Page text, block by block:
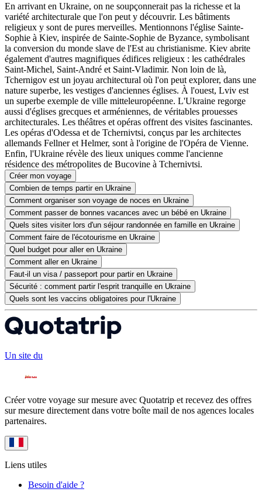
En arrivant en Ukraine, on ne soupçonnerait pas la richesse et la
variété architecturale que l'on peut y découvrir. Les bâtiments
religieux y sont de pures merveilles. Mentionnons l'église Sainte-
Sophie à Kiev, inspirée de Sainte-Sophie de Byzance, symbolisant
la conversion du monde slave de l'Est au christianisme. Kiev abrite
également d'autres magnifiques édifices religieux : les cathédrales
Saint-Michel, Saint-André et Saint-Vladimir. Non loin de là,
Tchernigov est un joyau architectural où l'on peut explorer, dans une
nature superbe, les vestiges d'anciennes églises. À l'ouest, Lviv est
un superbe exemple de ville mitteleuropéenne. L'Ukraine regorge
aussi d'églises grecques et arméniennes, de véritables prouesses
architecturales. Les théâtres et opéras offrent des visites fascinantes.
Les opéras d'Odessa et de Tchernivtsi, conçus par les architectes
allemands Fellner et Helmer, sont à l'origine de l'Opéra de Vienne.
Enfin, l'Ukraine révèle des lieux uniques comme l'ancienne
résidence des métropolites de Bucovine à Tchernivtsi.
Créer mon voyage
Combien de temps partir en Ukraine
Comment organiser son voyage de noces en Ukraine
Comment passer de bonnes vacances avec un bébé en Ukraine
Quels sites visiter lors d'un séjour randonnée en famille en Ukraine
Comment faire de l'écotourisme en Ukraine
Quel budget pour aller en Ukraine
Comment aller en Ukraine
Faut-il un visa / passeport pour partir en Ukraine
Sécurité : comment partir l'esprit tranquille en Ukraine
Quels sont les vaccins obligatoires pour l'Ukraine
Un site du
Créer votre voyage sur mesure avec Quotatrip et recevez des offres
sur mesure directement dans votre boîte mail de nos agences locales
partenaires.
Liens utiles
Besoin d'aide ?